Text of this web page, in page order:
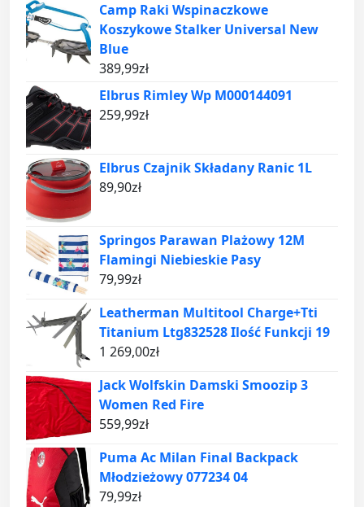
Camp Raki Wspinaczkowe
Koszykowe Stalker Universal New
Blue
389,99zł
Elbrus Rimley Wp M000144091
259,99zł
Elbrus Czajnik Składany Ranic 1L
89,90zł
Springos Parawan Plażowy 12M
Flamingi Niebieskie Pasy
79,99zł
Leatherman Multitool Charge+Tti
Titanium Ltg832528 Ilość Funkcji 19
1 269,00zł
Jack Wolfskin Damski Smoozip 3
Women Red Fire
559,99zł
Puma Ac Milan Final Backpack
Młodzieżowy 077234 04
79,99zł